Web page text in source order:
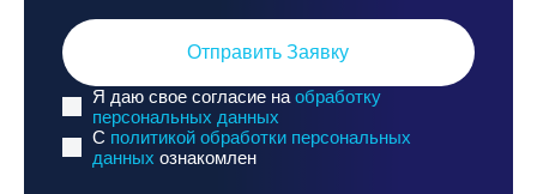
Отправить Заявку
Я даю свое согласие на обработку
персональных данных
C политикой обработки персональных
данных ознакомлен